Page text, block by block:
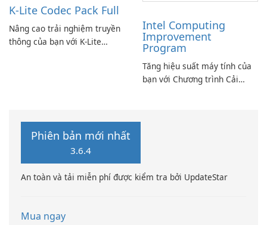
K-Lite Codec Pack Full
Nâng cao trải nghiệm truyền
thông của bạn với K-Lite
Intel Computing
Improvement
Program
Tăng hiệu suất máy tính của
bạn với Chương trình Cải
Phiên bản mới nhất
3.6.4
An toàn và tải miễn phí được kiểm tra bởi UpdateStar
Mua ngay